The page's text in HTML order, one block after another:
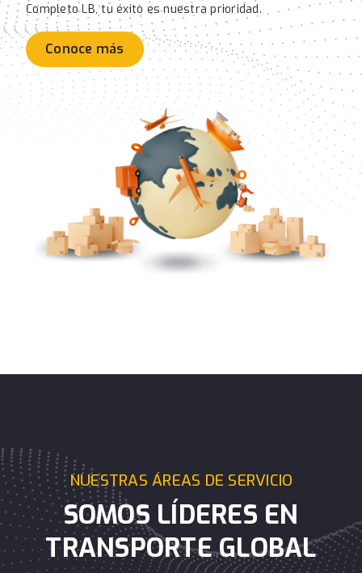
Completo LB, tu éxito es nuestra prioridad.
Conoce más
NUESTRAS ÁREAS DE SERVICIO
SOMOS LÍDERES EN
TRANSPORTE GLOBAL